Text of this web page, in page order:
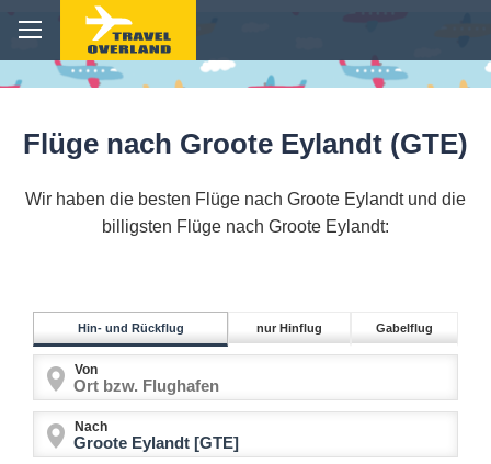
Flüge nach Groote Eylandt (GTE)
Wir haben die besten Flüge nach Groote Eylandt und die
billigsten Flüge nach Groote Eylandt:
Hin- und Rückflug nur Hinflug Gabelflug
Von
Nach